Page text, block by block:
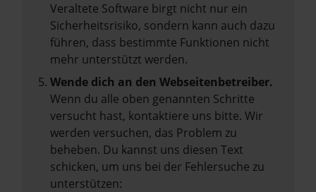
Veraltete Software birgt nicht nur ein
Sicherheitsrisiko, sondern kann auch dazu
führen, dass bestimmte Funktionen nicht
mehr unterstützt werden.
Wende dich an den Webseitenbetreiber.
Wenn du alle oben genannten Schritte
versucht hast, kontaktiere uns bitte. Wir
werden versuchen, das Problem zu
beheben. Du kannst uns diesen Text
schicken, um uns bei der Fehlersuche zu
unterstützen: